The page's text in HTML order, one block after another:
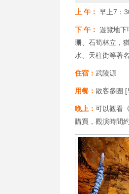
上 午： 早上7：
下 午： 遊覽地下
珊、石筍林立，
水、天柱街等著名
住宿： 武陵源
用餐： 散客參團 [
晚上： 可以觀看
購買，觀演時間